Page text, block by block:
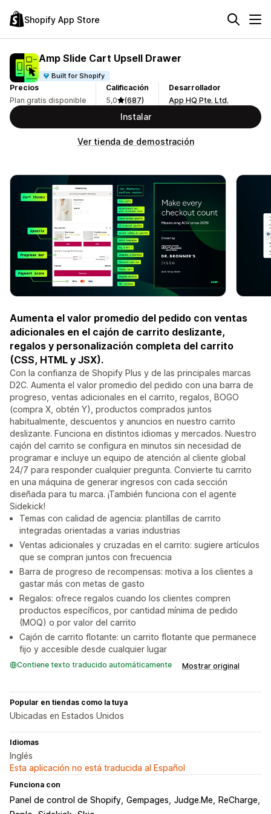
Shopify App Store
Amp Slide Cart Upsell Drawer
Built for Shopify
Precios
Plan gratis disponible
Calificación
5,0
(687)
Desarrollador
App HQ Pte. Ltd.
Instalar
Ver tienda de demostración
Aumenta el valor promedio del pedido con ventas
adicionales en el cajón de carrito deslizante,
regalos y personalización completa del carrito
(CSS, HTML y JSX).
Con la confianza de Shopify Plus y de las principales marcas
D2C. Aumenta el valor promedio del pedido con una barra de
progreso, ventas adicionales en el carrito, regalos, BOGO
(compra X, obtén Y), productos comprados juntos
habitualmente, descuentos y anuncios en nuestro carrito
deslizante. Funciona en distintos idiomas y mercados. Nuestro
cajón del carrito se configura en minutos sin necesidad de
programar e incluye un equipo de atención al cliente global
24/7 para responder cualquier pregunta. Convierte tu carrito
en una máquina de generar ingresos con cada sección
diseñada para tu marca. ¡También funciona con el agente
Sidekick!
Temas con calidad de agencia: plantillas de carrito
integradas orientadas a varias industrias
Ventas adicionales y cruzadas en el carrito: sugiere artículos
que se compran juntos con frecuencia
Barra de progreso de recompensas: motiva a los clientes a
gastar más con metas de gasto
Regalos: ofrece regalos cuando los clientes compren
productos específicos, por cantidad mínima de pedido
(MOQ) o por valor del carrito
Cajón de carrito flotante: un carrito flotante que permanece
fijo y accesible desde cualquier lugar
Contiene texto traducido automáticamente Mostrar original
Popular en tiendas como la tuya
Ubicadas en Estados Unidos
Idiomas
Inglés
Esta aplicación no está traducida al Español
Funciona con
Panel de control de Shopify Gempages Judge.Me
ReCharge